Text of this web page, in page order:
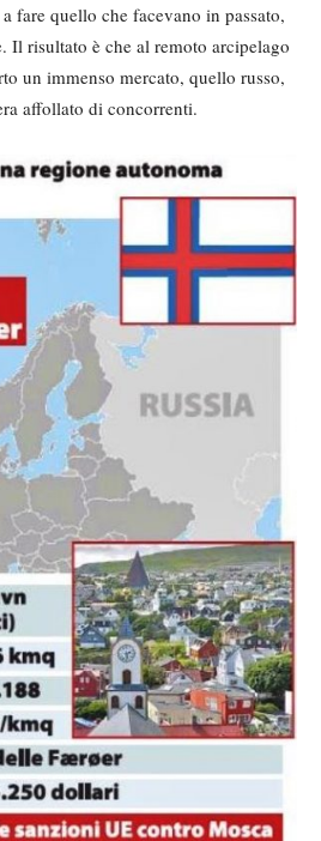
fare quello che facevano in passato,
Il risultato è che al remoto arcipelago
un immenso mercato, quello russo,
affollato di concorrenti.